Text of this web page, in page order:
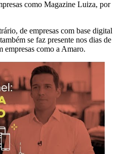
como Magazine Luiza, por
de empresas com base digital
se faz presente nos dias de
empresas como a Amaro.